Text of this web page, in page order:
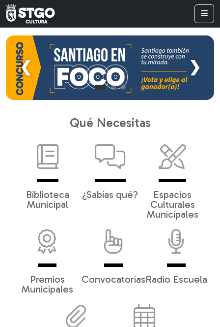
❮ ❯
Qué Necesitas
Biblioteca
Municipal
¿Sabías qué?
Espacios
Culturales
Municipales
Premios
Municipales
ConvocatoriasRadio Escuela